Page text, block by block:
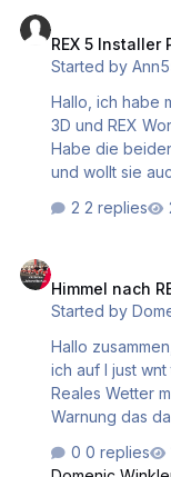
weiter.
immer mich vom PC
Habs dann
nicht
REX 5 Installer
Started by
Hallo, ich habe mir heute bei simmarket REX 5 Sky Force
3D und REX
Habe die
und wollt sie auch gleich
aber der
hat nichts
ihr könnt mir da
2 replies
Himmel nach
Started by
Hallo zusammen, Ich hatte mal REX installiert aber
ich auf I just
Reales Wetter
Warnung das
mir nicht. Ich
0 replies